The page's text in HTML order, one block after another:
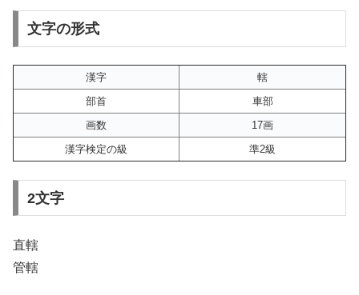
文字の形式
漢字
轄
部首
車部
画数
17画
漢字検定の級
準2級
2文字
直轄
管轄